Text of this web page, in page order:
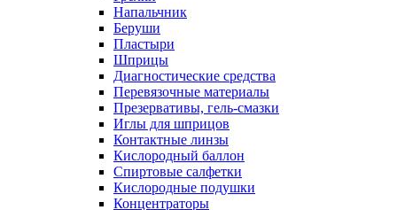
Напальчник
Беруши
Пластыри
Шприцы
Диагностические средства
Перевязочные материалы
Презервативы, гель-смазки
Иглы для шприцов
Контактные линзы
Кислородный баллон
Спиртовые салфетки
Кислородные подушки
Концентраторы